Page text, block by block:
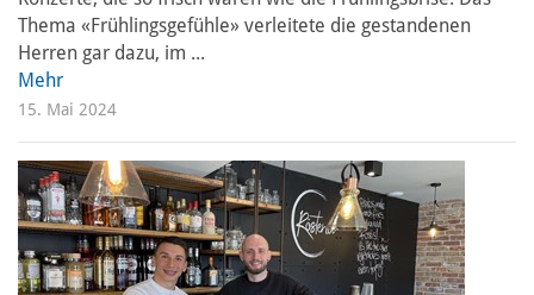
Thema «Frühlingsgefühle» verleitete die gestandenen
Herren gar dazu, im ...
Mehr
15. Mai 2024